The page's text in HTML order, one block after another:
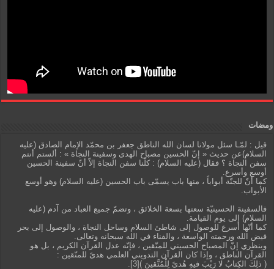
ومضات
قيل : لمّـا سئل مولانا لسان الله الناطق جعفر بن محمّد الإمام الصادق (عليه
السلام)عن حديث « إنّ الحسين مصباح الهدى وسفينة النجاة » : ألستم أنتم
سفن النجاة ؟ فقال (عليه السلام) : كلّنا سفن النجاة إلاّ أنّ سفينة الحسين
أوسع وأسرع.
كما أنّ للجنّة أبواباً ، منها باب يسمّى باب الحسين (عليه السلام) وهو أوسع
الأبواب.
فالسفينة الحسينيّة سعتها بسعة الخلائق ، وتضمّ جميع العباد من آدم (عليه
السلام) إلى يوم القيامة.
كما أنّها أسرع للوصول إلى شاطئ السلام وساحل النجاة ، والوصول إلى بحر
فيض الله ورحمته الواسعة ، والفناء في الله سبحانه وتعالى.
وبنظري إنّ المصباح الحسيني للمتّقين ، فإنّه عدل القرآن الكريم ، بل هو
القرآن الناطق ، وإذا كان القرآن التدويني العلمي هدىً للمتّقين :
( ذلِكَ الكِتابُ لا رَيْبَ فيهِ هُدىً لِلْمُتَّقينَ )[3].